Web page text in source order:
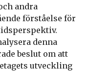
andra
förståelse för
denna
beslut om att
utveckling